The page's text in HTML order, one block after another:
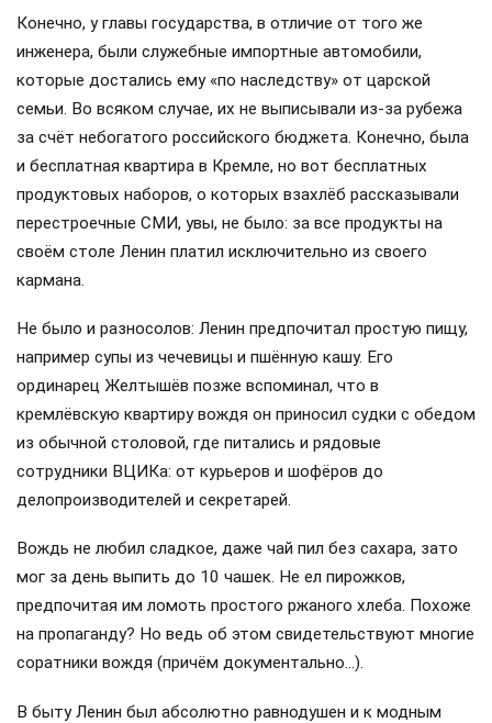
Конечно, у главы государства, в отличие от того же
инженера, были служебные импортные автомобили,
которые достались ему «по наследству» от царской
семьи. Во всяком случае, их не выписывали из-за рубежа
за счёт небогатого российского бюджета. Конечно, была
и бесплатная квартира в Кремле, но вот бесплатных
продуктовых наборов, о которых взахлёб рассказывали
перестроечные СМИ, увы, не было: за все продукты на
своём столе Ленин платил исключительно из своего
кармана.
Не было и разносолов: Ленин предпочитал простую пищу,
например супы из чечевицы и пшённую кашу. Его
ординарец Желтышёв позже вспоминал, что в
кремлёвскую квартиру вождя он приносил судки с обедом
из обычной столовой, где питались и рядовые
сотрудники ВЦИКа: от курьеров и шофёров до
делопроизводителей и секретарей.
Вождь не любил сладкое, даже чай пил без сахара, зато
мог за день выпить до 10 чашек. Не ел пирожков,
предпочитая им ломоть простого ржаного хлеба. Похоже
на пропаганду? Но ведь об этом свидетельствуют многие
соратники вождя (причём документально…).
В быту Ленин был абсолютно равнодушен и к модным